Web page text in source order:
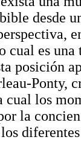
desde
cual es una
posición
Ponty,
cual los
la